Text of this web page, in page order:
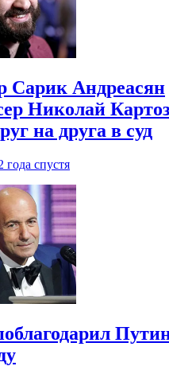
Сарик Андреасян
Николай
на друга в суд
года спустя